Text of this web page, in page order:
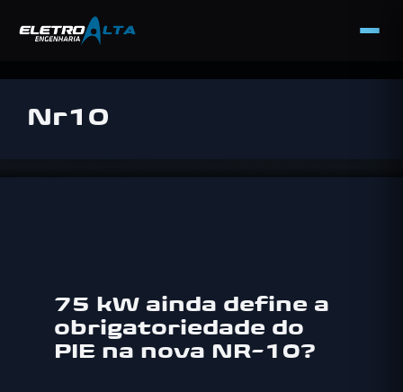
Nr10
75 kW ainda define a
obrigatoriedade do
PIE na nova NR-10?